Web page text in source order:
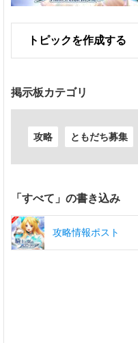
トピックを作成する
掲示板カテゴリ
攻略 ともだち募集
「すべて」の書き込み
攻略情報ポスト